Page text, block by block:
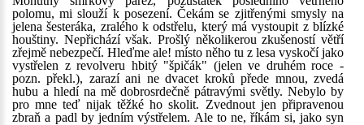
polomu, mi slouží k posezení. Čekám se zjitřenými smysly na
jelena šesteráka, zralého k odstřelu, který má vystoupit z blízké
houštiny. Nepřichází však. Prošlý několikerou zkušeností větří
zřejmě nebezpečí. Hleďme ale! místo něho tu z lesa vyskočí jako
vystřelen z revolveru hbitý "špičák" (jelen ve druhém roce -
pozn. překl.), zarazí ani ne dvacet kroků přede mnou, zvedá
hubu a hledí na mě dobrosrdečně pátravými světly. Nebylo by
pro mne teď nijak těžké ho skolit. Zvednout jen připravenou
zbraň a padl by jedním výstřelem. Ale to ne, říkám si, jako syn